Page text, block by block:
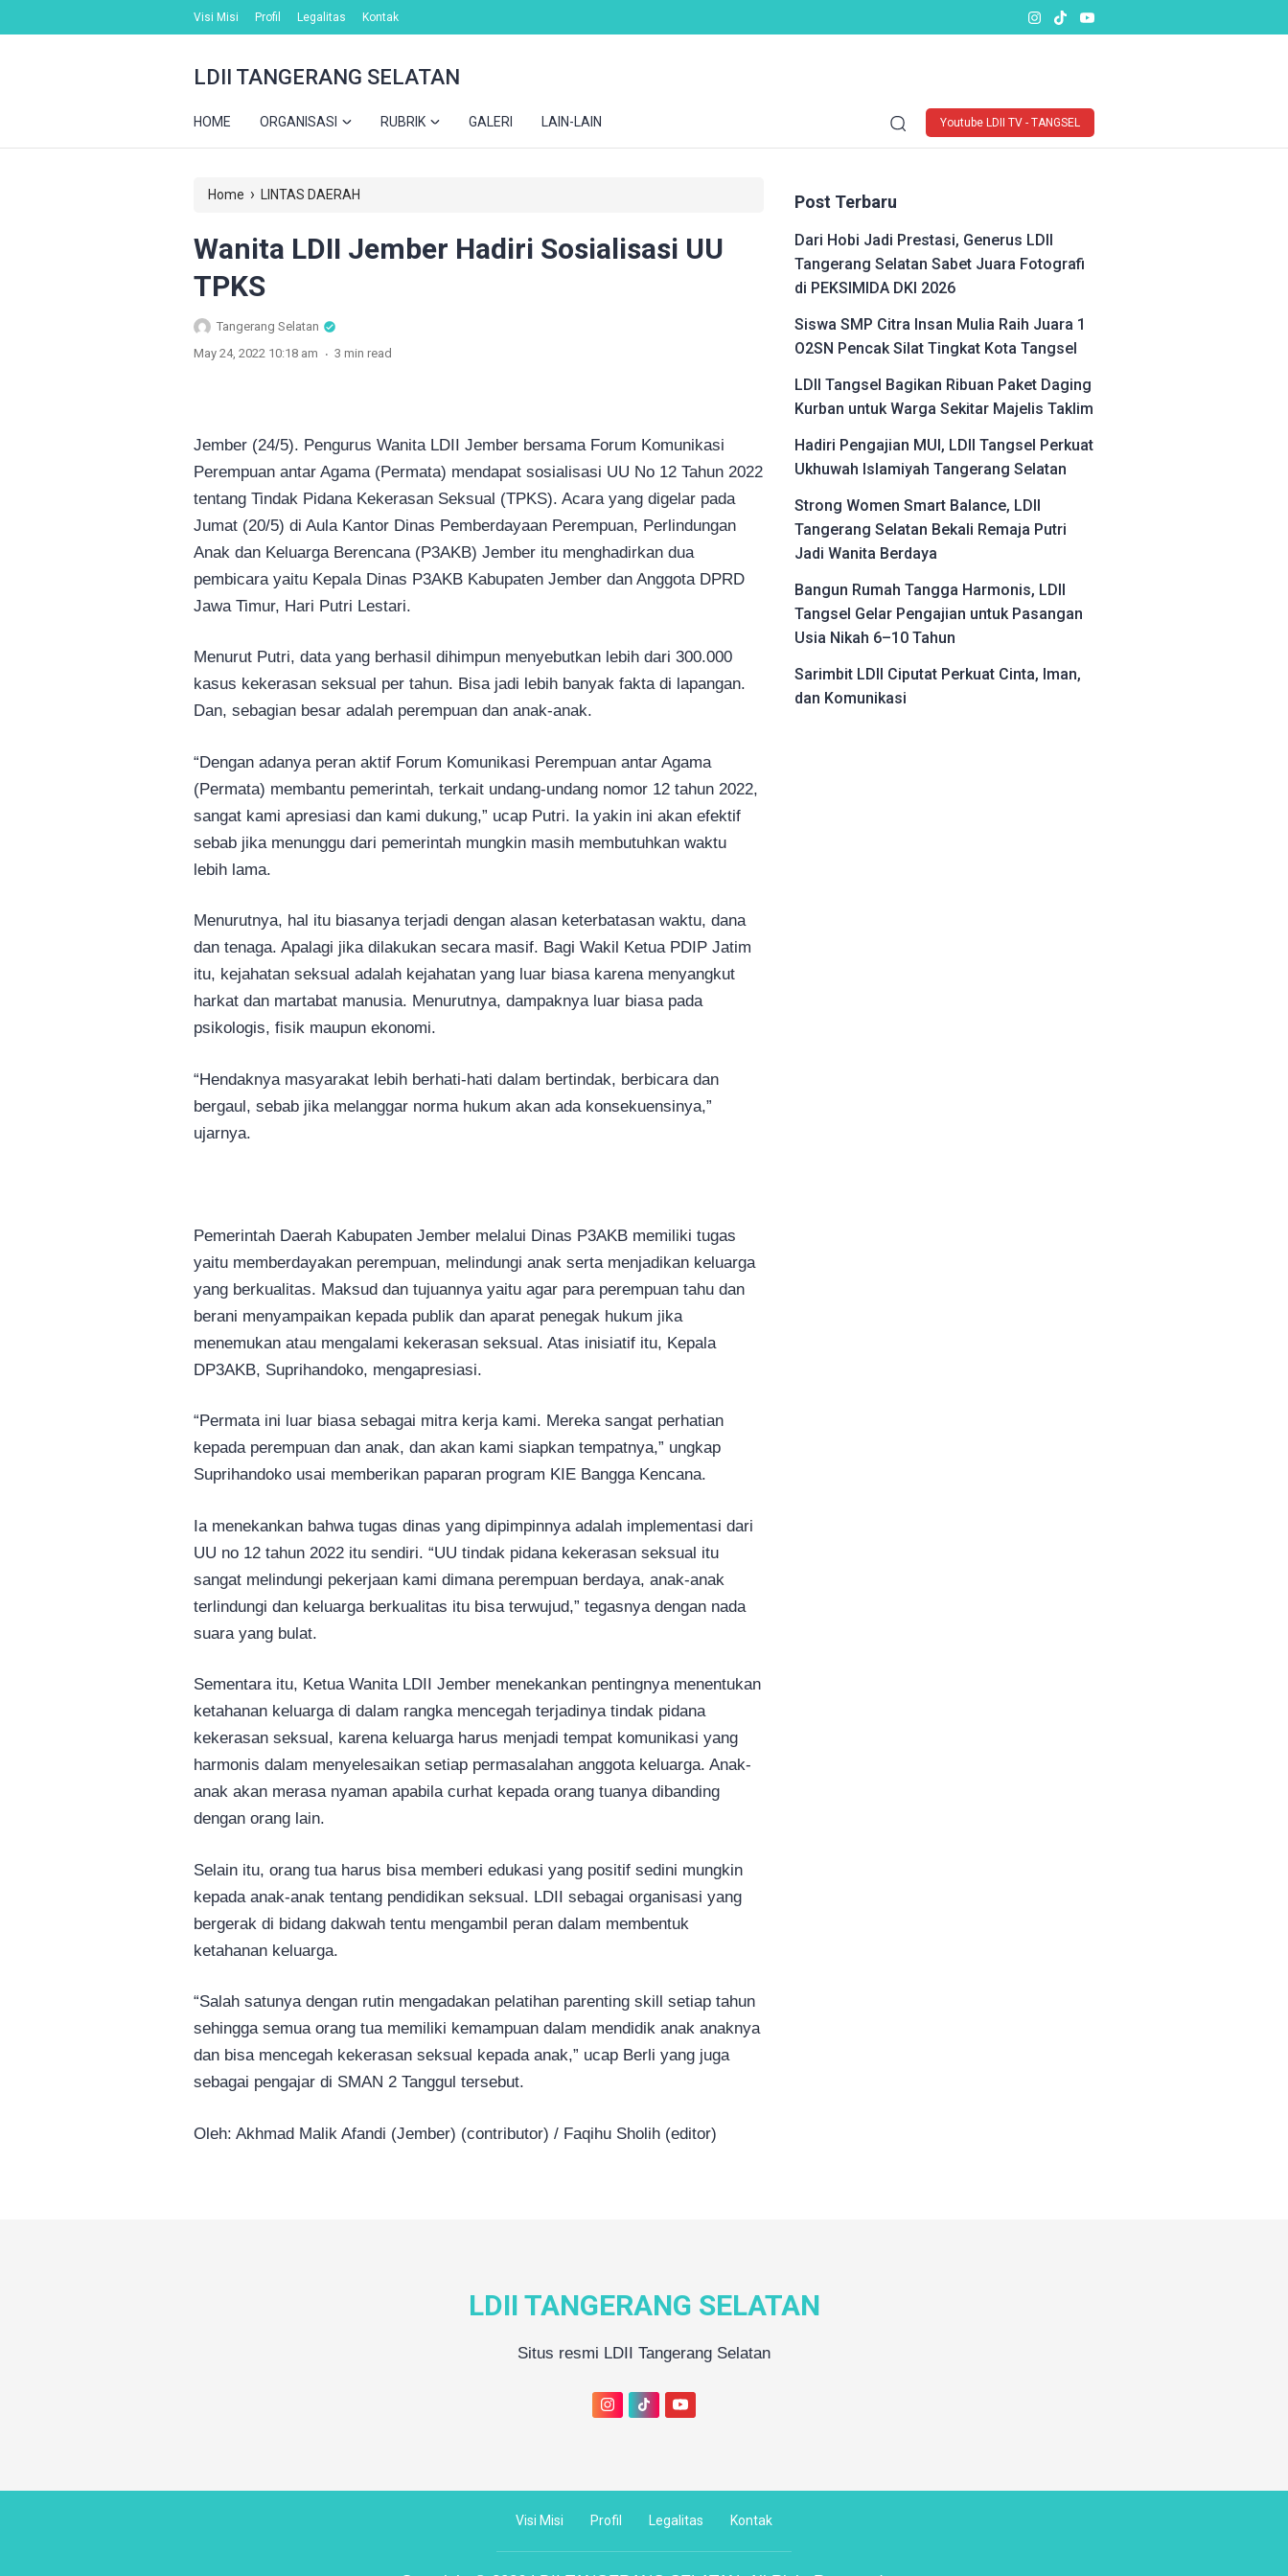
Visi Misi Profil Legalitas Kontak
LDII TANGERANG SELATAN
Youtube LDII TV - TANGSEL
HOME ORGANISASI RUBRIK GALERI LAIN-LAIN
Home › LINTAS DAERAH
Wanita LDII Jember Hadiri Sosialisasi UU
TPKS
Tangerang Selatan
May 24, 2022 10:18 am . 3 min read
Jember (24/5). Pengurus Wanita LDII Jember bersama Forum Komunikasi
Perempuan antar Agama (Permata) mendapat sosialisasi UU No 12 Tahun 2022
tentang Tindak Pidana Kekerasan Seksual (TPKS). Acara yang digelar pada
Jumat (20/5) di Aula Kantor Dinas Pemberdayaan Perempuan, Perlindungan
Anak dan Keluarga Berencana (P3AKB) Jember itu menghadirkan dua
pembicara yaitu Kepala Dinas P3AKB Kabupaten Jember dan Anggota DPRD
Jawa Timur, Hari Putri Lestari.
Menurut Putri, data yang berhasil dihimpun menyebutkan lebih dari 300.000
kasus kekerasan seksual per tahun. Bisa jadi lebih banyak fakta di lapangan.
Dan, sebagian besar adalah perempuan dan anak-anak.
“Dengan adanya peran aktif Forum Komunikasi Perempuan antar Agama
(Permata) membantu pemerintah, terkait undang-undang nomor 12 tahun 2022,
sangat kami apresiasi dan kami dukung,” ucap Putri. Ia yakin ini akan efektif
sebab jika menunggu dari pemerintah mungkin masih membutuhkan waktu
lebih lama.
Menurutnya, hal itu biasanya terjadi dengan alasan keterbatasan waktu, dana
dan tenaga. Apalagi jika dilakukan secara masif. Bagi Wakil Ketua PDIP Jatim
itu, kejahatan seksual adalah kejahatan yang luar biasa karena menyangkut
harkat dan martabat manusia. Menurutnya, dampaknya luar biasa pada
psikologis, fisik maupun ekonomi.
“Hendaknya masyarakat lebih berhati-hati dalam bertindak, berbicara dan
bergaul, sebab jika melanggar norma hukum akan ada konsekuensinya,”
ujarnya.
Pemerintah Daerah Kabupaten Jember melalui Dinas P3AKB memiliki tugas
yaitu memberdayakan perempuan, melindungi anak serta menjadikan keluarga
yang berkualitas. Maksud dan tujuannya yaitu agar para perempuan tahu dan
berani menyampaikan kepada publik dan aparat penegak hukum jika
menemukan atau mengalami kekerasan seksual. Atas inisiatif itu, Kepala
DP3AKB, Suprihandoko, mengapresiasi.
“Permata ini luar biasa sebagai mitra kerja kami. Mereka sangat perhatian
kepada perempuan dan anak, dan akan kami siapkan tempatnya,” ungkap
Suprihandoko usai memberikan paparan program KIE Bangga Kencana.
Ia menekankan bahwa tugas dinas yang dipimpinnya adalah implementasi dari
UU no 12 tahun 2022 itu sendiri. “UU tindak pidana kekerasan seksual itu
sangat melindungi pekerjaan kami dimana perempuan berdaya, anak-anak
terlindungi dan keluarga berkualitas itu bisa terwujud,” tegasnya dengan nada
suara yang bulat.
Sementara itu, Ketua Wanita LDII Jember menekankan pentingnya menentukan
ketahanan keluarga di dalam rangka mencegah terjadinya tindak pidana
kekerasan seksual, karena keluarga harus menjadi tempat komunikasi yang
harmonis dalam menyelesaikan setiap permasalahan anggota keluarga. Anak-
anak akan merasa nyaman apabila curhat kepada orang tuanya dibanding
dengan orang lain.
Selain itu, orang tua harus bisa memberi edukasi yang positif sedini mungkin
kepada anak-anak tentang pendidikan seksual. LDII sebagai organisasi yang
bergerak di bidang dakwah tentu mengambil peran dalam membentuk
ketahanan keluarga.
“Salah satunya dengan rutin mengadakan pelatihan parenting skill setiap tahun
sehingga semua orang tua memiliki kemampuan dalam mendidik anak anaknya
dan bisa mencegah kekerasan seksual kepada anak,” ucap Berli yang juga
sebagai pengajar di SMAN 2 Tanggul tersebut.
Oleh: Akhmad Malik Afandi (Jember) (contributor) / Faqihu Sholih (editor)
Post Terbaru
Dari Hobi Jadi Prestasi, Generus LDII
Tangerang Selatan Sabet Juara Fotografi
di PEKSIMIDA DKI 2026
Siswa SMP Citra Insan Mulia Raih Juara 1
O2SN Pencak Silat Tingkat Kota Tangsel
LDII Tangsel Bagikan Ribuan Paket Daging
Kurban untuk Warga Sekitar Majelis Taklim
Hadiri Pengajian MUI, LDII Tangsel Perkuat
Ukhuwah Islamiyah Tangerang Selatan
Strong Women Smart Balance, LDII
Tangerang Selatan Bekali Remaja Putri
Jadi Wanita Berdaya
Bangun Rumah Tangga Harmonis, LDII
Tangsel Gelar Pengajian untuk Pasangan
Usia Nikah 6–10 Tahun
Sarimbit LDII Ciputat Perkuat Cinta, Iman,
dan Komunikasi
LDII TANGERANG SELATAN
Situs resmi LDII Tangerang Selatan
Visi Misi Profil Legalitas Kontak